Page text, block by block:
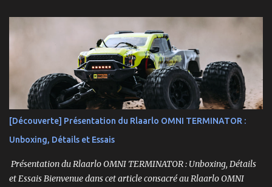
[Découverte] Présentation du Rlaarlo OMNI TERMINATOR :
Unboxing, Détails et Essais
Présentation du Rlaarlo OMNI TERMINATOR : Unboxing, Détails
et Essais Bienvenue dans cet article consacré au Rlaarlo OMNI